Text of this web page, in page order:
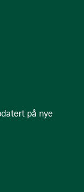
på nye